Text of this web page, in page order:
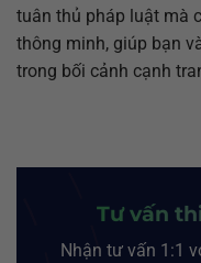
tuân thủ pháp luật mà
thông minh, giúp bạn
trong bối cảnh cạnh
Tư vấn
Nhận tư vấn 1:1